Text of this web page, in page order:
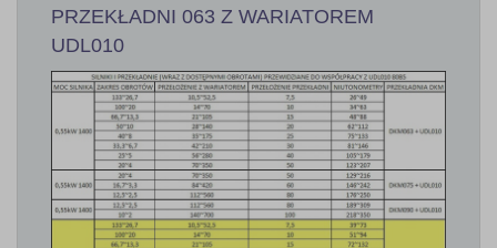
PRZEKŁADNI 063 Z WARIATOREM
UDL010